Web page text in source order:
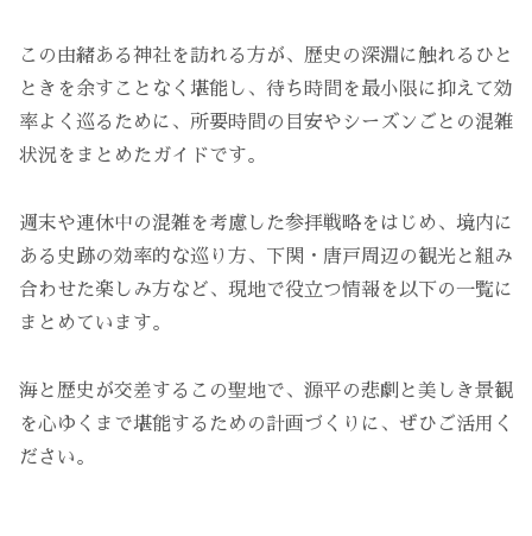
この由緒ある神社を訪れる方が、歴史の深淵に触れるひと
ときを余すことなく堪能し、待ち時間を最小限に抑えて効
率よく巡るために、所要時間の目安やシーズンごとの混雑
状況をまとめたガイドです。
週末や連休中の混雑を考慮した参拝戦略をはじめ、境内に
ある史跡の効率的な巡り方、下関・唐戸周辺の観光と組み
合わせた楽しみ方など、現地で役立つ情報を以下の一覧に
まとめています。
海と歴史が交差するこの聖地で、源平の悲劇と美しき景観
を心ゆくまで堪能するための計画づくりに、ぜひご活用く
ださい。